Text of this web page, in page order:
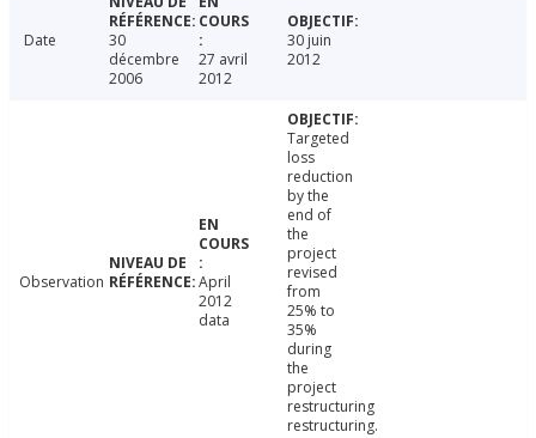
Date
30
décembre
2006
27 avril
2012
30 juin
2012
Observation
April
2012
data
Targeted
loss
reduction
by the
end of
the
project
revised
from
25% to
35%
during
the
project
restructuring
restructuring.